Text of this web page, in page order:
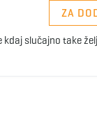
ZA
kdaj slučajno take